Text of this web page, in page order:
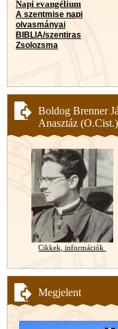
Napi evangélium
A szentmise napi
olvasmányai
BIBLIA/szentiras
Zsolozsma
Boldog Brenner
Anasztáz (O.Cist.)
Cikkek, információk
Megjelent